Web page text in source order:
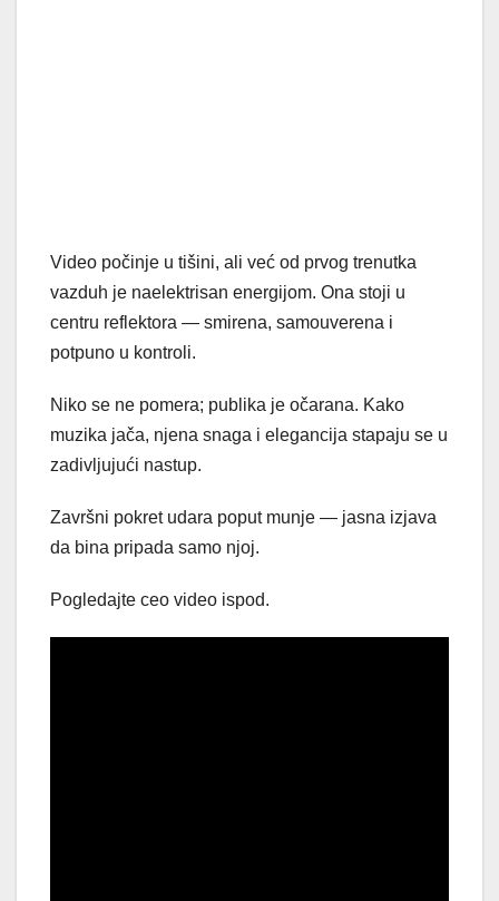
Video počinje u tišini, ali već od prvog trenutka
vazduh je naelektrisan energijom. Ona stoji u
centru reflektora — smirena, samouverena i
potpuno u kontroli.
Niko se ne pomera; publika je očarana. Kako
muzika jača, njena snaga i elegancija stapaju se u
zadivljujući nastup.
Završni pokret udara poput munje — jasna izjava
da bina pripada samo njoj.
Pogledajte ceo video ispod.